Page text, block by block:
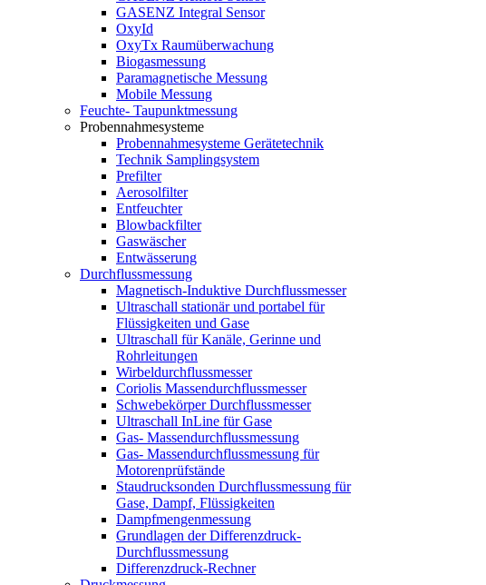
GASENZ Integral Sensor
OxyId
OxyTx Raumüberwachung
Biogasmessung
Paramagnetische Messung
Mobile Messung
Feuchte- Taupunktmessung
Probennahmesysteme
Probennahmesysteme Gerätetechnik
Technik Samplingsystem
Prefilter
Aerosolfilter
Entfeuchter
Blowbackfilter
Gaswäscher
Entwässerung
Durchflussmessung
Magnetisch-Induktive Durchflussmesser
Ultraschall stationär und portabel für
Flüssigkeiten und Gase
Ultraschall für Kanäle, Gerinne und
Rohrleitungen
Wirbeldurchflussmesser
Coriolis Massendurchflussmesser
Schwebekörper Durchflussmesser
Ultraschall InLine für Gase
Gas- Massendurchflussmessung
Gas- Massendurchflussmessung für
Motorenprüfstände
Staudrucksonden Durchflussmessung für
Gase, Dampf, Flüssigkeiten
Dampfmengenmessung
Grundlagen der Differenzdruck-
Durchflussmessung
Differenzdruck-Rechner